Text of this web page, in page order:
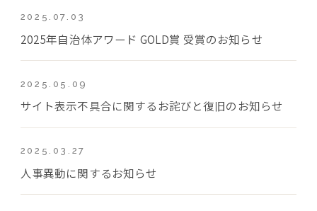
2025.07.03
2025年自治体アワード GOLD賞 受賞のお知らせ
2025.05.09
サイト表示不具合に関するお詫びと復旧のお知らせ
2025.03.27
人事異動に関するお知らせ